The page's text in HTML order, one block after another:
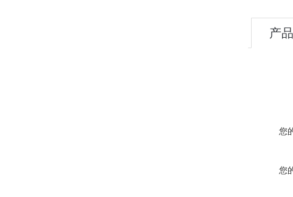
产
您
您